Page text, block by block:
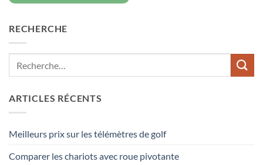
RECHERCHE
ARTICLES RÉCENTS
Meilleurs prix sur les télémètres de golf
Comparer les chariots avec roue pivotante